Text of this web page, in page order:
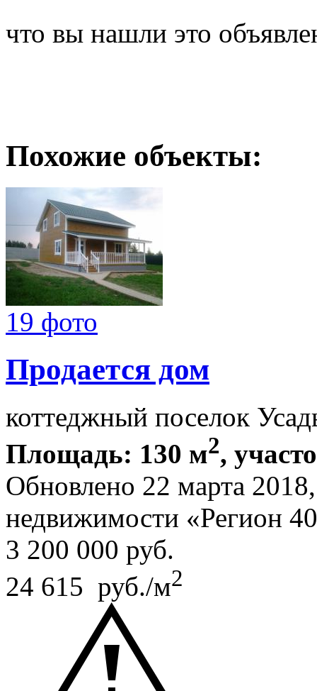
что вы нашли это
Похожие объекты:
19 фото
Продается дом
коттеджный поселок
Площадь: 130 м2,
Обновлено 22 марта
недвижимости «Регион
3 200 000 руб.
24 615 руб./м2